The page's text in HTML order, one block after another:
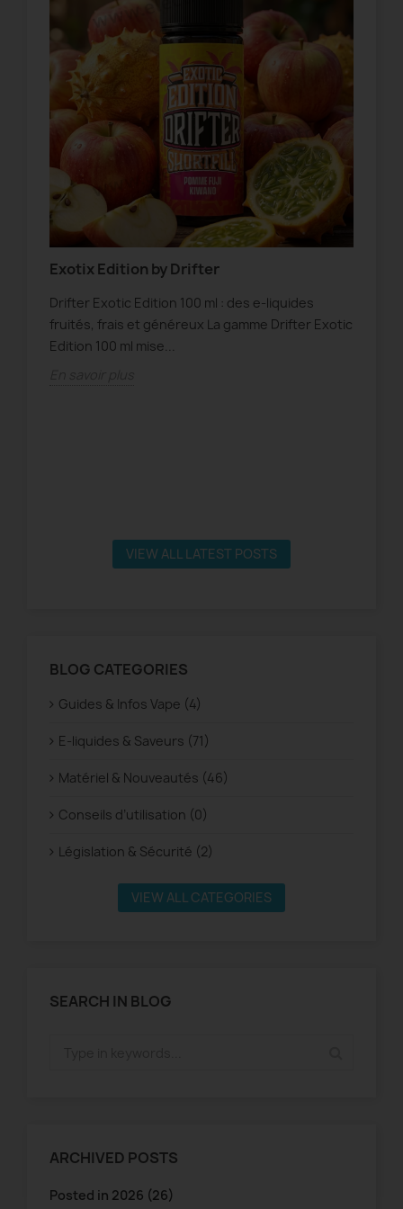
Exotix Edition by Drifter
Drifter Exotic Edition 100 ml : des e-liquides
fruités, frais et généreux La gamme Drifter Exotic
Edition 100 ml mise...
VIEW ALL LATEST POSTS
BLOG CATEGORIES
Guides & Infos Vape (4)
E-liquides & Saveurs (71)
Matériel & Nouveautés (46)
Conseils d’utilisation (0)
Législation & Sécurité (2)
VIEW ALL CATEGORIES
SEARCH IN BLOG
ARCHIVED POSTS
Posted in 2026 (26)